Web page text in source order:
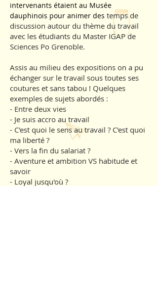
intervenants étaient au Musée
dauphinois pour animer des temps de
discussion autour du thème du travail
avec les étudiants du Master IGAP de
Sciences Po Grenoble.
Assis au milieu des expositions on a pu
échanger sur le travail sous toutes ses
coutures et sans tabou ! Quelques
exemples de sujets abordés :
- Entre deux vies
- Je suis accro au travail
- C'est quoi le sens au travail ? C'est quoi
ma liberté ?
- Vers la fin du salariat ?
- Aventure et ambition VS habitude et
savoir
- Loyal jusqu'où ?